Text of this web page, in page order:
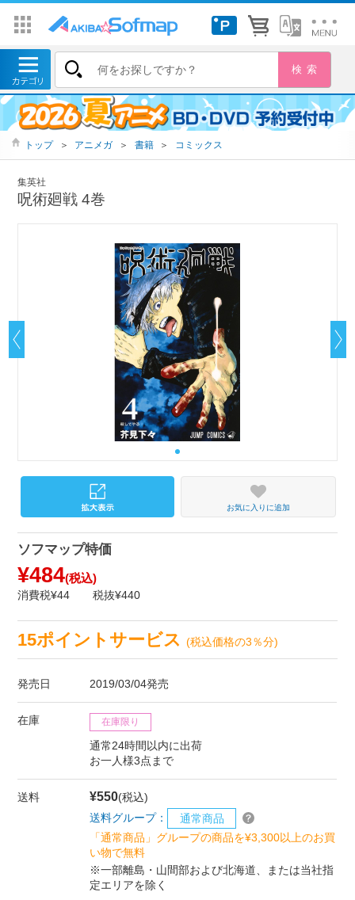
トップ ＞ アニメガ ＞ 書籍 ＞ コミックス
集英社
呪術廻戦 4巻
お気に入りに追加
ソフマップ特価
¥484(税込)
消費税¥44 税抜¥440
15ポイントサービス(税込価格の3％分)
発売日 2019/03/04発売
在庫 在庫限り
通常24時間以内に出荷
お一人様3点まで
送料 ¥550(税込)
送料グループ：
通常商品
「通常商品」グループの商品を¥3,300以上のお買
い物で無料
※一部離島・山間部および北海道、または当社指
定エリアを除く